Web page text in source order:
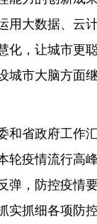
用大数据、云
化，让城市更
城市大脑方面
和省政府工作
轮疫情流行高
弹，防控疫情
实抓细各项防